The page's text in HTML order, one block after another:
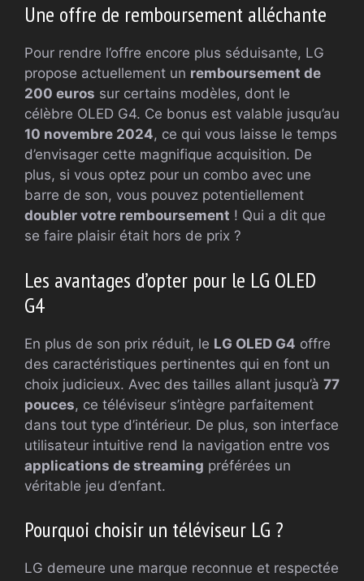
Une offre de remboursement alléchante
Pour rendre l’offre encore plus séduisante, LG
propose actuellement un remboursement de
200 euros sur certains modèles, dont le
célèbre OLED G4. Ce bonus est valable jusqu’au
10 novembre 2024, ce qui vous laisse le temps
d’envisager cette magnifique acquisition. De
plus, si vous optez pour un combo avec une
barre de son, vous pouvez potentiellement
doubler votre remboursement ! Qui a dit que
se faire plaisir était hors de prix ?
Les avantages d’opter pour le LG OLED
G4
En plus de son prix réduit, le LG OLED G4 offre
des caractéristiques pertinentes qui en font un
choix judicieux. Avec des tailles allant jusqu’à 77
pouces, ce téléviseur s’intègre parfaitement
dans tout type d’intérieur. De plus, son interface
utilisateur intuitive rend la navigation entre vos
applications de streaming préférées un
véritable jeu d’enfant.
Pourquoi choisir un téléviseur LG ?
LG demeure une marque reconnue et respectée